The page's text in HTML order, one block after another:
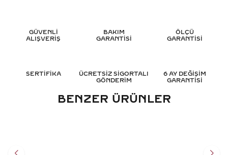
GÜVENLİ
ALIŞVERİŞ
BAKIM
GARANTİSİ
ÖLÇÜ
GARANTİSİ
SERTİFİKA
ÜCRETSİZ SİGORTALI
GÖNDERİM
6 AY DEĞİŞİM
GARANTİSİ
BENZER ÜRÜNLER